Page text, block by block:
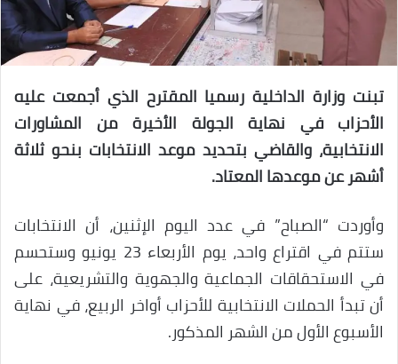
تبنت وزارة الداخلية رسميا المقترح الذي أجمعت عليه
الأحزاب في نهاية الجولة الأخيرة من المشاورات
الانتخابية، والقاضي بتحديد موعد الانتخابات بنحو ثلاثة
أشهر عن موعدها المعتاد.
وأوردت “الصباح” في عدد اليوم الإثنين، أن الانتخابات
ستتم في اقتراع واحد، يوم الأربعاء 23 يونيو وستحسم
في الاستحقاقات الجماعية والجهوية والتشريعية، على
أن تبدأ الحملات الانتخابية للأحزاب أواخر الربيع، في نهاية
الأسبوع الأول من الشهر المذكور.